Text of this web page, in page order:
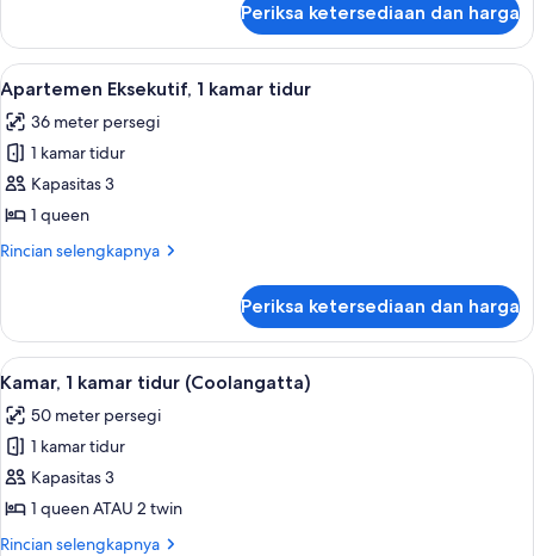
Apartment
2
Bedrooms
Ocean
View
Apartment
Periksa ketersediaan dan harga
Lihat
semua
foto
untuk
Apartemen
Eksekutif,
1
Apartemen Eksekutif, 1 kamar tidur |
14
Apartemen Eksekutif, 1 kamar tidur
36 meter persegi
1 kamar tidur
Kapasitas 3
1 queen
Rincian selengkapnya
Rincian
Apartemen
Eksekutif,
1
tidur
Periksa ketersediaan dan harga
Lihat
semua
foto
untuk
Kamar,
1
kamar
Kamar, 1 kamar tidur (Coolangatta)
5
Kamar, 1 kamar tidur (Coolangatta)
50 meter persegi
1 kamar tidur
Kapasitas 3
1 queen ATAU 2 twin
Rincian selengkapnya
Rincian